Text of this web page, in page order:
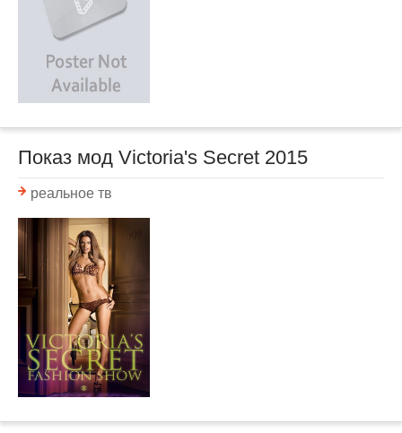
Показ мод Victoria's Secret 2015
реальное тв